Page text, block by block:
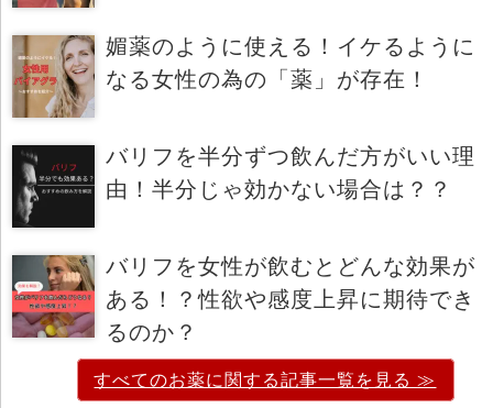
媚薬のように使える！イケるように
なる女性の為の「薬」が存在！
バリフを半分ずつ飲んだ方がいい理
由！半分じゃ効かない場合は？？
バリフを女性が飲むとどんな効果が
ある！？性欲や感度上昇に期待でき
るのか？
すべてのお薬に関する記事一覧を見る ≫